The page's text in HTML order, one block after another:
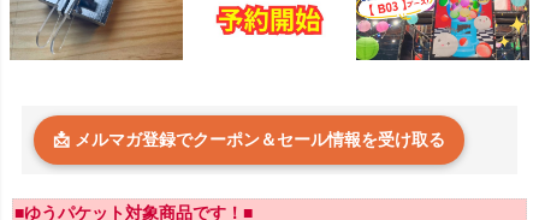
📩 メルマガ登録でクーポン＆セール情報を受け取る
■ゆうパケット対象商品です！■